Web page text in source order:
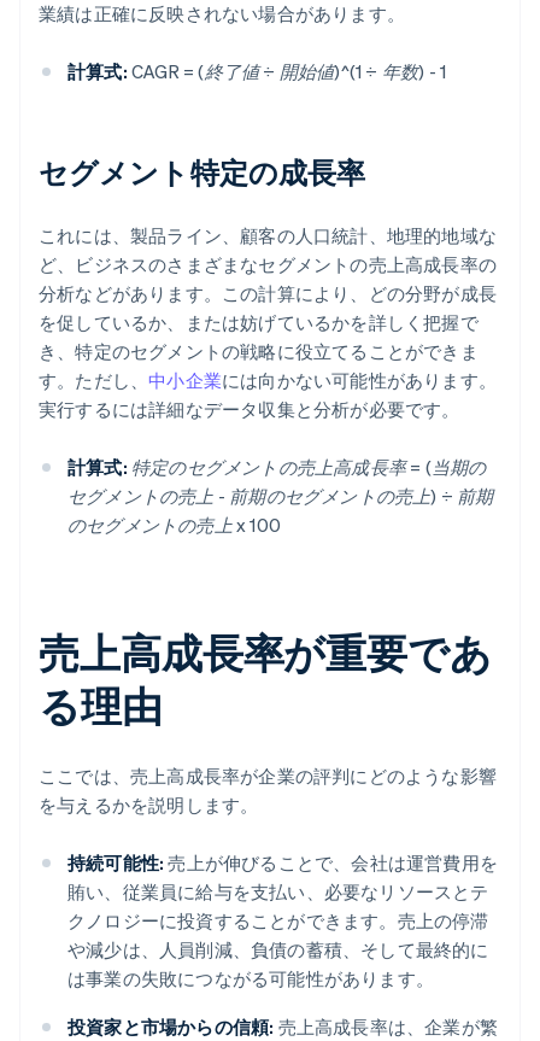
業績は正確に反映されない場合があります。
計算式: CAGR = (終了値 ÷ 開始値)^(1 ÷ 年数) - 1
セグメント特定の成長率
これには、製品ライン、顧客の人口統計、地理的地域な
ど、ビジネスのさまざまなセグメントの売上高成長率の
分析などがあります。この計算により、どの分野が成長
を促しているか、または妨げているかを詳しく把握で
き、特定のセグメントの戦略に役立てることができま
す。ただし、中小企業には向かない可能性があります。
実行するには詳細なデータ収集と分析が必要です。
計算式: 特定のセグメントの売上高成長率 = (当期の
セグメントの売上 - 前期のセグメントの売上) ÷ 前期
のセグメントの売上 x 100
売上高成長率が重要であ
る理由
ここでは、売上高成長率が企業の評判にどのような影響
を与えるかを説明します。
持続可能性: 売上が伸びることで、会社は運営費用を
賄い、従業員に給与を支払い、必要なリソースとテ
クノロジーに投資することができます。売上の停滞
や減少は、人員削減、負債の蓄積、そして最終的に
は事業の失敗につながる可能性があります。
投資家と市場からの信頼: 売上高成長率は、企業が繁